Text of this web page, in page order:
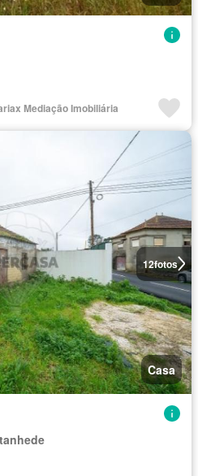
Mediação Imobiliária
12fotos
Casa